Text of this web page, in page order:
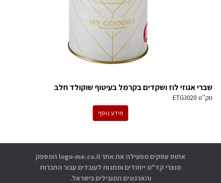
שברי אגוזי לוז ושקדים בקרמל בעיטוף שוקולד חלב
מק''ט ETG3020
מידע נוסף
אתוס עסקים מפעילה את אתר logo-me.co.il המספק
מוצרי קד"מ ייחודים ומתנות לעובדים עבור החברות
והארגונים המובילים בישראל.